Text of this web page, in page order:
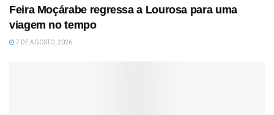
Feira Moçárabe regressa a Lourosa para uma
viagem no tempo
7 DE AGOSTO, 2026